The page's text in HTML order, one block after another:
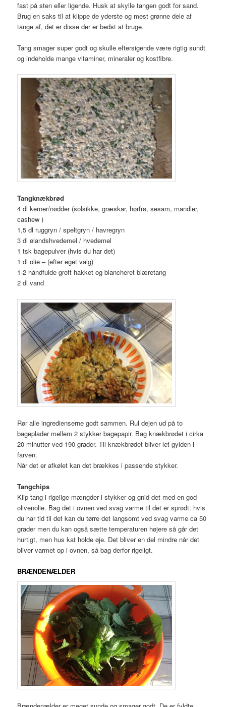
fast på sten eller ligende. Husk at skylle tangen godt for sand.
Brug en saks til at klippe de yderste og mest grønne dele af
tange af, det er disse der er bedst at bruge.
Tang smager super godt og skulle eftersigende være rigtig sundt
og indeholde mange vitaminer, mineraler og kostfibre.
Tangknækbrød
4 dl kerner/nødder (solsikke, græskar, hørfrø, sesam, mandler,
cashew )
1,5 dl ruggryn / speltgryn / havregryn
3 dl ølandshvedemel / hvedemel
1 tsk bagepulver (hvis du har det)
1 dl olie – (efter eget valg)
1-2 håndfulde groft hakket og blancheret blæretang
2 dl vand
Rør alle ingredienserne godt sammen. Rul dejen ud på to
bageplader mellem 2 stykker bagepapir. Bag knækbrødet i cirka
20 minutter ved 190 grader. Til knækbrødet bliver let gylden i
farven.
Når det er afkølet kan det brækkes i passende stykker.
Tangchips
Klip tang i rigelige mængder i stykker og gnid det med en god
olivenolie. Bag det i ovnen ved svag varme til det er sprødt. hvis
du har tid til det kan du tørre det langsomt ved svag varme ca 50
grader men du kan også sætte temperaturen højere så går det
hurtigt, men hus kat holde øje. Det bliver en del mindre når det
bliver varmet op i ovnen, så bag derfor rigeligt.
BRÆNDENÆLDER